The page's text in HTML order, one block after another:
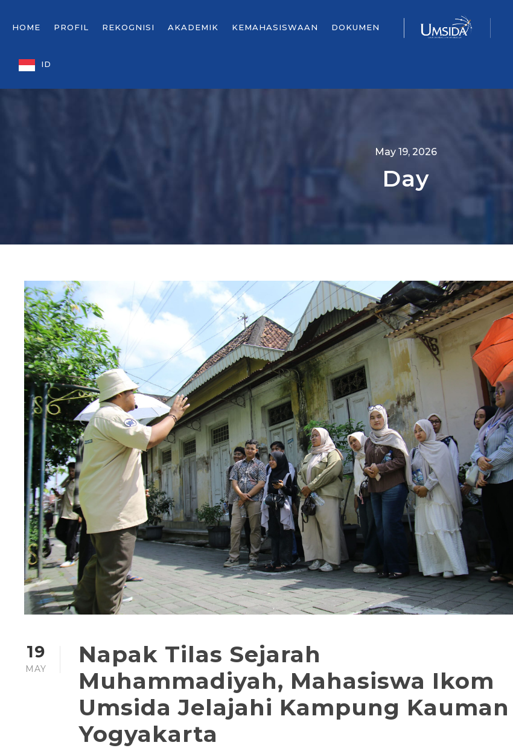
HOME PROFIL REKOGNISI AKADEMIK KEMAHASISWAAN DOKUMEN
ID
May 19, 2026
Day
19
MAY
Napak Tilas Sejarah
Muhammadiyah, Mahasiswa Ikom
Umsida Jelajahi Kampung Kauman
Yogyakarta